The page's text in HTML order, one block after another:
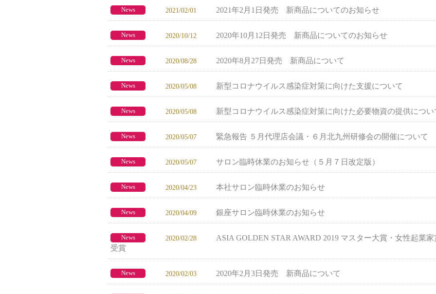
News 2021/02/01 2021年2月1日発売 新商品についてのお知らせ
News 2020/10/12 2020年10月12日発売 新商品についてのお知らせ
News 2020/08/28 2020年8月27日発売 新商品について
News 2020/05/08 新型コロナウイルス感染症対策に向けた支援について
News 2020/05/08 新型コロナウイルス感染症対策に向けた必要物資の提供につい
News 2020/05/07 緊急報告 ５月代理店会議・６月北九州研修会の開催について
News 2020/05/07 サロン臨時休業のお知らせ（５月７日改定版）
News 2020/04/23 本社サロン臨時休業のお知らせ
News 2020/04/09 銀座サロン臨時休業のお知らせ
News 2020/02/28
ASIA GOLDEN STAR AWARD 2019 マスター大賞・女性起業
受賞
News 2020/02/03 2020年2月3日発売 新商品について